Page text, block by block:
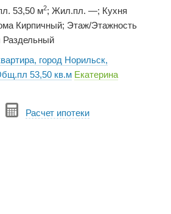
53,50 м2; Жил.пл. —; Кухня
Кирпичный; Этаж/Этажность
Раздельный
город Норильск,
53,50 кв.м Екатерина
Расчет ипотеки